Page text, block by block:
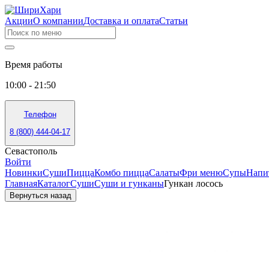
АкцииО компанииДоставка и оплатаСтатьи
Время работы
10:00 - 21:50
Телефон
8 (800) 444-04-17
Севастополь
Войти
НовинкиСушиПиццаКомбо пиццаСалатыФри менюСупы
ГлавнаяКаталогСушиСуши и гунканыГункан лосось
Вернуться назад